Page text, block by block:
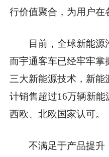
行价值聚合，为用户在
目前，全球新能源
而宇通客车已经牢牢掌
三大新能源技术，新
计销售超过16万辆新能
西欧、北欧国家认可。
不满足于产品提升